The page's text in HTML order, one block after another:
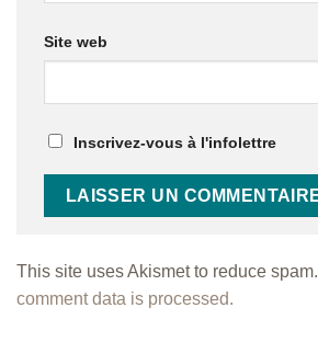
Site web
Inscrivez-vous à l'infolettre
This site uses Akismet to reduce spam.
comment data is processed.